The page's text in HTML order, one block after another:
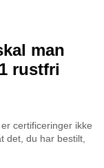
man
rustfri
certificeringer ikke
det, du har bestilt,